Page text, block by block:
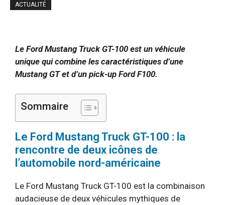
ACTUALITÉ
Le Ford Mustang Truck GT-100 est un véhicule
unique qui combine les caractéristiques d’une
Mustang GT et d’un pick-up Ford F100.
Sommaire
Le Ford Mustang Truck GT-100 : la
rencontre de deux icônes de
l’automobile nord-américaine
Le Ford Mustang Truck GT-100 est la combinaison
audacieuse de deux véhicules mythiques de